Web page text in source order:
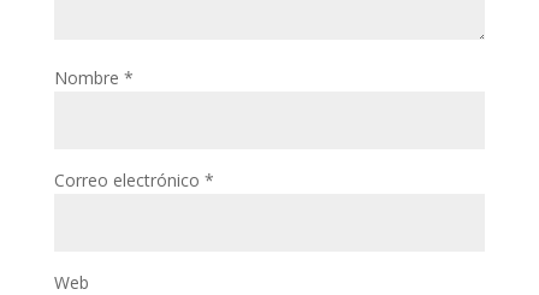
Nombre *
Correo electrónico *
Web